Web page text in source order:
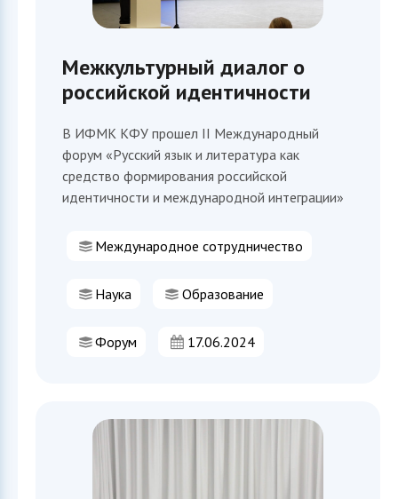
Межкультурный диалог о
российской идентичности
В ИФМК КФУ прошел II Международный
форум «Русский язык и литература как
средство формирования российской
идентичности и международной интеграции»
Международное сотрудничество
Наука Образование
Форум 17.06.2024